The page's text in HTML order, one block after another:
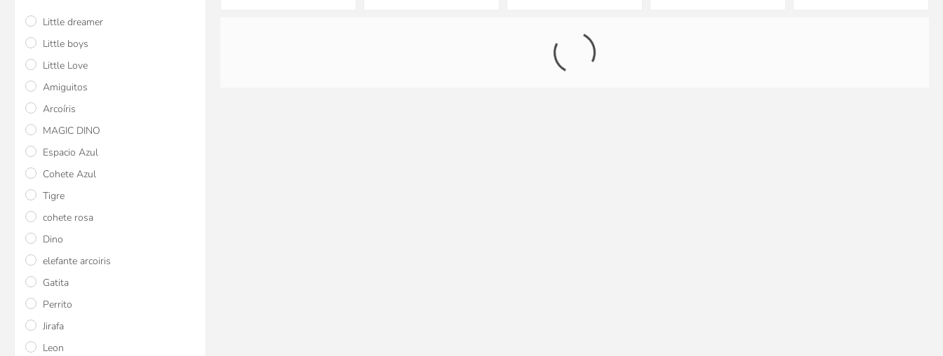
Little dreamer
Little boys
Little Love
Amiguitos
Arcoíris
MAGIC DINO
Espacio Azul
Cohete Azul
Tigre
cohete rosa
Dino
elefante arcoiris
Gatita
Perrito
Jirafa
Leon